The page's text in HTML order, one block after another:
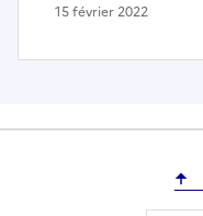
15 février 2022